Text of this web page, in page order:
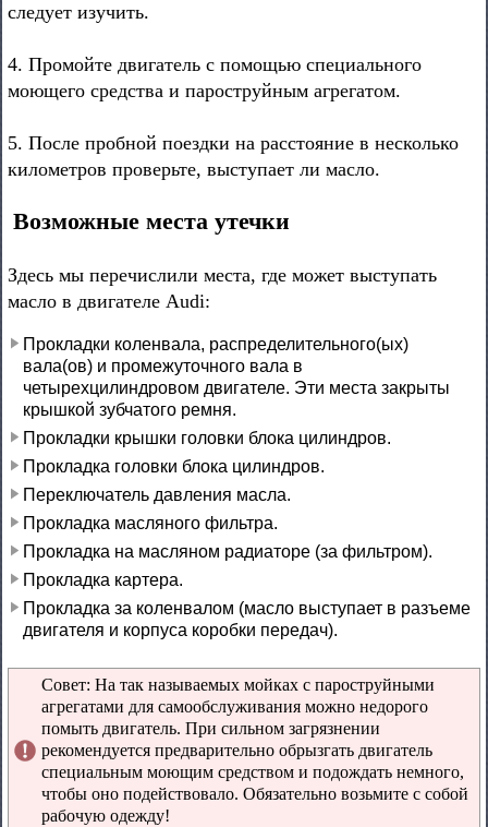
следует изучить.
4. Промойте двигатель с помощью специального
моющего средства и пароструйным агрегатом.
5. После пробной поездки на расстояние в несколько
километров проверьте, выступает ли масло.
Возможные места утечки
Здесь мы перечислили места, где может выступать
масло в двигателе Audi:
Прокладки коленвала, распределительного(ых)
вала(ов) и промежуточного вала в
четырехцилиндровом двигателе. Эти места закрыты
крышкой зубчатого ремня.
Прокладки крышки головки блока цилиндров.
Прокладка головки блока цилиндров.
Переключатель давления масла.
Прокладка масляного фильтра.
Прокладка на масляном радиаторе (за фильтром).
Прокладка картера.
Прокладка за коленвалом (масло выступает в разъеме
двигателя и корпуса коробки передач).
Совет: На так называемых мойках с пароструйными
агрегатами для самообслуживания можно недорого
помыть двигатель. При сильном загрязнении
рекомендуется предварительно обрызгать двигатель
специальным моющим средством и подождать немного,
чтобы оно подействовало. Обязательно возьмите с собой
рабочую одежду!